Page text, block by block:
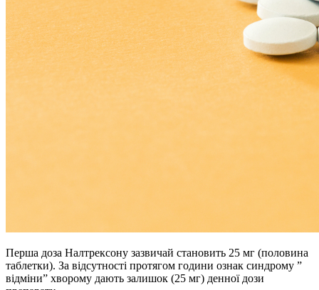
Перша доза Налтрексону зазвичай становить 25 мг (половина
таблетки). За відсутності протягом години ознак синдрому ”
відміни” хворому дають залишок (25 мг) денної дози